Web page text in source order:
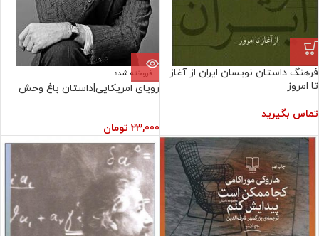
فرهنگ داستان نویسان ایران از آغاز
تا امروز
تماس بگیرید
فروخته شده
رویای امریکایی|داستان باغ وحش
23,000 تومان